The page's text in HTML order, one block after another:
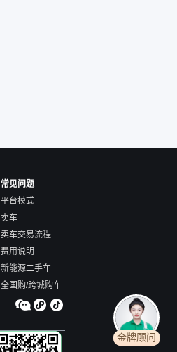
常见问题
平台模式
卖车
卖车交易流程
费用说明
新能源二手车
全国购/跨城购车
金牌顾问